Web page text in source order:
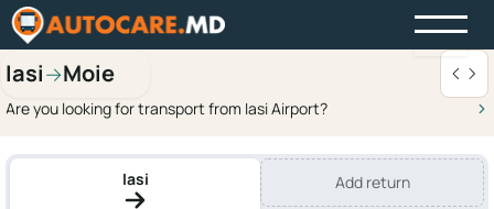
Iasi→Moie
Are you looking for transport from Iasi Airport?
Iasi Add return